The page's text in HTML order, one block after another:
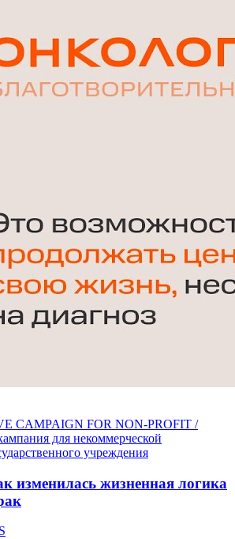
CAMPAIGN FOR NON-PROFIT /
для некоммерческой
учреждения
изменилась жизненная логика